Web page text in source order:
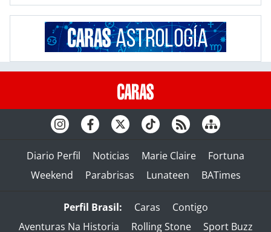
Diario Perfil Noticias Marie Claire
Fortuna
Weekend
Parabrisas Lunateen BATimes
Perfil Brasil: Caras
Contigo
Aventuras Na Historia
Rolling Stone
Sport Buzz